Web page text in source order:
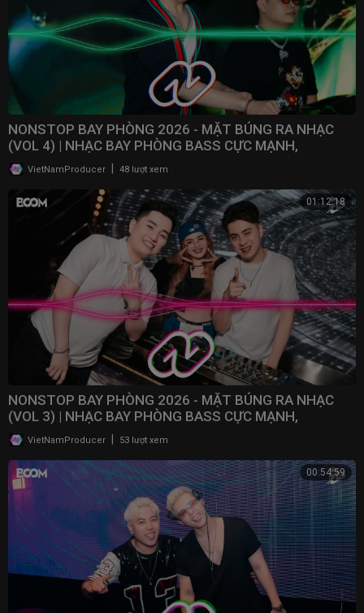
NONSTOP BAY PHÒNG 2026 - MẶT BÚNG RA NHẠC
(VOL 4) | NHẠC BAY PHÒNG BASS CỰC MẠNH,
NONSTOP 2025
VietNamProducer 48 lượt xem
01:12:18
NONSTOP BAY PHÒNG 2026 - MẶT BÚNG RA NHẠC
(VOL 3) | NHẠC BAY PHÒNG BASS CỰC MẠNH,
NONSTOP 2025
VietNamProducer | 53 lượt xem
00:54:59